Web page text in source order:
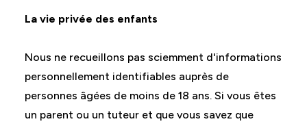
La vie privée des enfants
Nous ne recueillons pas sciemment d'informations
personnellement identifiables auprès de
personnes âgées de moins de 18 ans. Si vous êtes
un parent ou un tuteur et que vous savez que